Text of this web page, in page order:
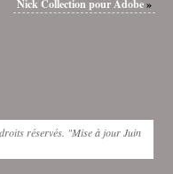
Nick Collection pour Adobe»
réservés. "Mise à jour Juin